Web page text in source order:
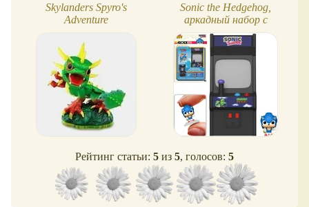
Skylanders Spyro's
Adventure
Sonic the Hedgehog,
аркадный набор с
фигуркой Funko Bitty Pop!
Рейтинг статьи: 5 из 5, голосов: 5